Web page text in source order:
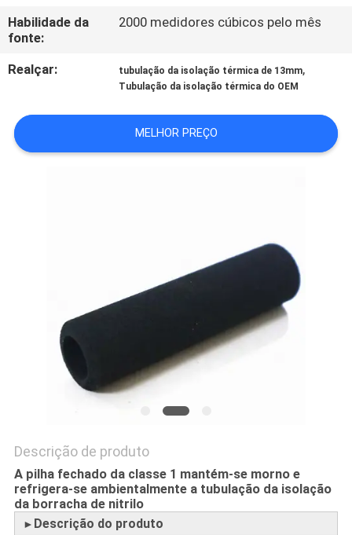
PEÇA
CITAÇÕES
MAPA
Habilidade da
fonte:
2000 medidores cúbicos pelo mês
Realçar: tubulação da isolação térmica de 13mm,
Tubulação da isolação térmica do OEM
MELHOR PREÇO
Descrição de produto
A pilha fechado da classe 1 mantém-se morno e
refrigera-se ambientalmente a tubulação da isolação
da borracha de nitrilo
► Descrição do produto